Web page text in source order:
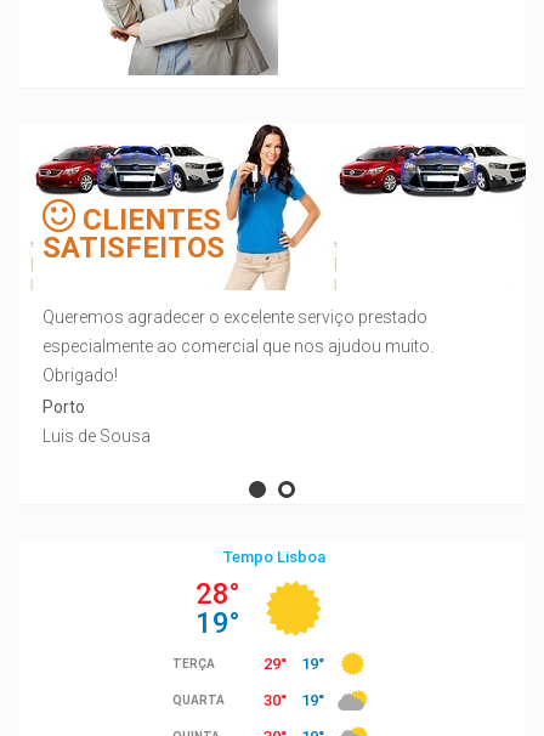
CLIENTES
SATISFEITOS
Queremos agradecer o excelente serviço prestado
especialmente ao comercial que nos ajudou muito.
Obrigado!
Porto
Luis de Sousa